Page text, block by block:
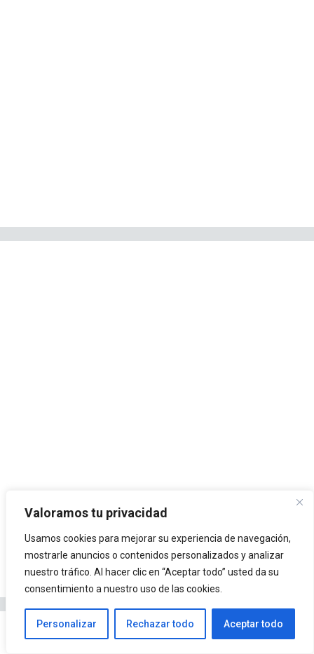
Valoramos tu privacidad
Usamos cookies para mejorar su experiencia de navegación,
mostrarle anuncios o contenidos personalizados y analizar
nuestro tráfico. Al hacer clic en “Aceptar todo” usted da su
consentimiento a nuestro uso de las cookies.
Personalizar Rechazar todo Aceptar todo